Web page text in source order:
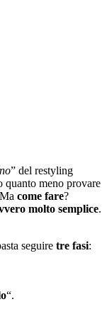
” del restyling
quanto meno provare
come fare?
molto semplice.
seguire tre fasi:
“.